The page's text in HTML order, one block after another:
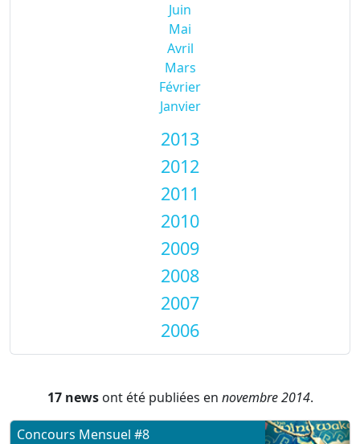
Juin
Mai
Avril
Mars
Février
Janvier
2013
2012
2011
2010
2009
2008
2007
2006
17 newsont été publiées en novembre 2014.
Concours Mensuel #8